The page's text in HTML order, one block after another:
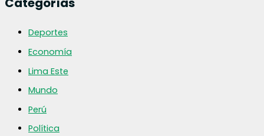
Deportes
Economía
Lima Este
Mundo
Perú
Política